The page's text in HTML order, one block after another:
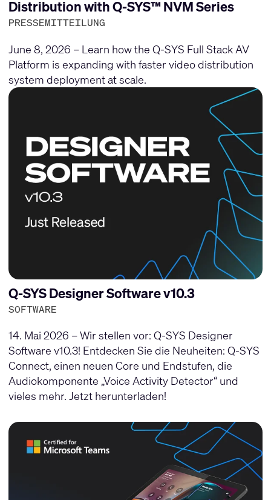
Distribution with Q-SYS™ NVM Series
PRESSEMITTEILUNG
June 8, 2026 – Learn how the Q-SYS Full Stack AV
Platform is expanding with faster video distribution
system deployment at scale.
Q-SYS Designer Software v10.3
SOFTWARE
14. Mai 2026 – Wir stellen vor: Q-SYS Designer
Software v10.3! Entdecken Sie die Neuheiten: Q-SYS
Connect, einen neuen Core und Endstufen, die
Audiokomponente „Voice Activity Detector“ und
vieles mehr. Jetzt herunterladen!